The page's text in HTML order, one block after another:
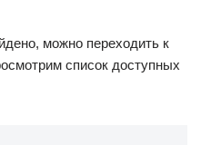
можно переходить к
список доступных